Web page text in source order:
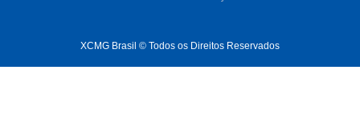
XCMG Brasil © Todos os Direitos Reservados